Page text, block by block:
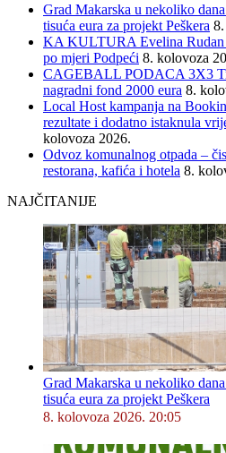
Grad Makarska u nekoliko
tisuća eura za projekt Peškera
KA KULTURA Evelina Rudan
po mjeri Podpeći 8. kolovoza
CAGEBALL PODACA 3X3
nagradni fond 2000 eura 8.
Local Host kampanja na
rezultate i dodatno istaknula
kolovoza 2026.
Odvoz komunalnog otpada –
restorana, kafića i hotela 8.
NAJČITANIJE
Grad Makarska u nekoliko
tisuća eura za projekt Peškera
8. kolovoza 2026. 20:05